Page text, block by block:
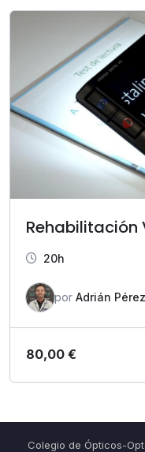
Rehabilitación
20h
por Adrián
80,00 €
Colegio de Ópticos-